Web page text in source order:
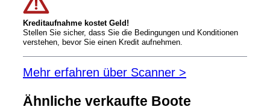
Kreditaufnahme kostet Geld!
Stellen Sie sicher, dass Sie die Bedingungen und Konditionen
verstehen, bevor Sie einen Kredit aufnehmen.
Mehr erfahren über Scanner >
Ähnliche verkaufte Boote